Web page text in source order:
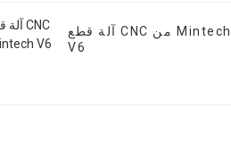
آلة قطع CNC من Mintech
V6